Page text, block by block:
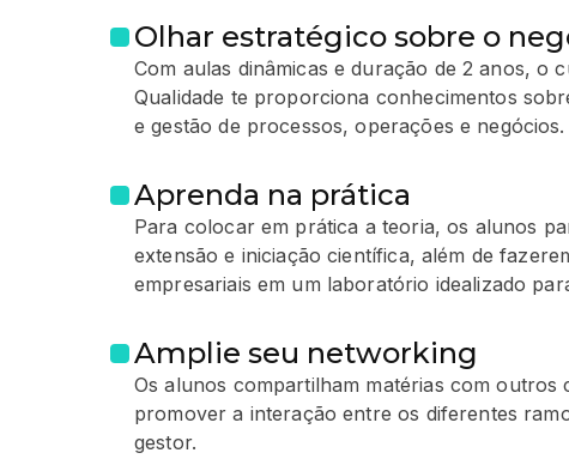
Olhar estratégico sobre o
Com aulas dinâmicas e duração de 2 anos, o
Qualidade te proporciona conhecimentos
e gestão de processos, operações e negócios.
Aprenda na prática
Para colocar em prática a teoria, os alunos
extensão e iniciação científica, além de
empresariais em um laboratório idealizado
Amplie seu networking
Os alunos compartilham matérias com outros
promover a interação entre os diferentes
gestor.